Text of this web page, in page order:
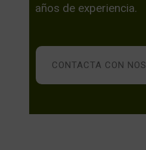
años de experiencia.
CONTACTA CON